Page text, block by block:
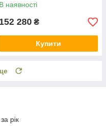
В наявності
152 280 ₴
Купити
рік